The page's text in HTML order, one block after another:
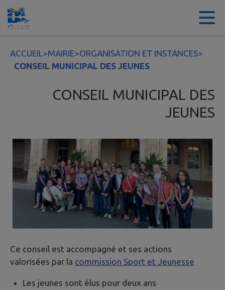
Contenu
ACCUEIL>MAIRIE>ORGANISATION ET INSTANCES>
CONSEIL MUNICIPAL DES JEUNES
CONSEIL MUNICIPAL DES
JEUNES
Ce conseil est accompagné et ses actions
valorisées par la commission Sport et Jeunesse
Les jeunes sont élus pour deux ans